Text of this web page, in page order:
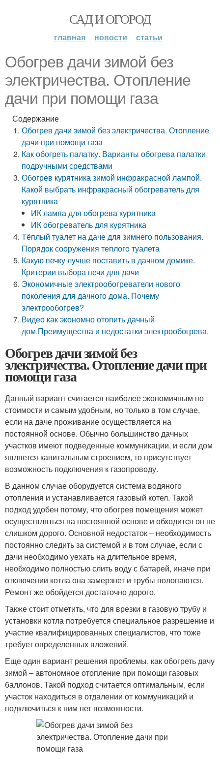
САД И ОГОРОД
главная новости статьи
Обогрев дачи зимой без
электричества. Отопление
дачи при помощи газа
Содержание
Обогрев дачи зимой без электричества. Отопление
дачи при помощи газа
Как обогреть палатку. Варианты обогрева палатки
подручными средствами
Обогрев курятника зимой инфракрасной лампой.
Какой выбрать инфракрасный обогреватель для
курятника
ИК лампа для обогрева курятника
ИК обогреватель для курятника
Тёплый туалет на даче для зимнего пользования.
Порядок сооружения теплого туалета
Какую печку лучше поставить в дачном домике.
Критерии выбора печи для дачи
Экономичные электрообогреватели нового
поколения для дачного дома. Почему
электрообогрев?
Видео как экономно отопить дачный
дом.Преимущества и недостатки электрообогрева.
Обогрев дачи зимой без
электричества. Отопление дачи при
помощи газа
Данный вариант считается наиболее экономичным по
стоимости и самым удобным, но только в том случае,
если на даче проживание осуществляется на
постоянной основе. Обычно большинство дачных
участков имеют подведенные коммуникации, и если дом
является капитальным строением, то присутствует
возможность подключения к газопроводу.
В данном случае оборудуется система водяного
отопления и устанавливается газовый котел. Такой
подход удобен потому, что обогрев помещения может
осуществляться на постоянной основе и обходится он не
слишком дорого. Основной недостаток – необходимость
постоянно следить за системой и в том случае, если с
дачи необходимо уехать на длительное время,
необходимо полностью слить воду с батарей, иначе при
отключении котла она замерзнет и трубы полопаются.
Ремонт же обойдется достаточно дорого.
Также стоит отметить, что для врезки в газовую трубу и
установки котла потребуется специальное разрешение и
участие квалифицированных специалистов, что тоже
требует определенных вложений.
Еще один вариант решения проблемы, как обогреть дачу
зимой – автономное отопление при помощи газовых
баллонов. Такой подход считается оптимальным, если
участок находиться в отдалении от коммуникаций и
подключиться к ним нет возможности.